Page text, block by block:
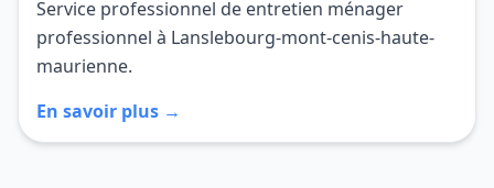
Service professionnel de entretien ménager
professionnel à Lanslebourg-mont-cenis-haute-
maurienne.
En savoir plus →